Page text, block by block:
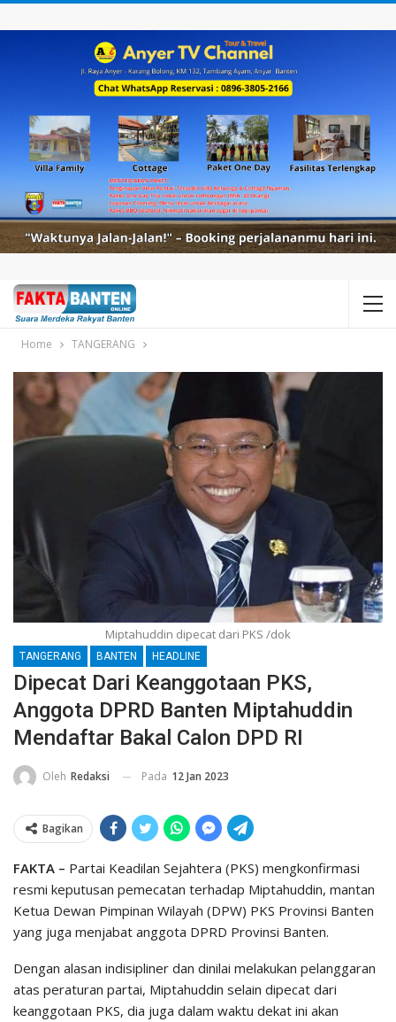
Home TANGERANG
Miptahuddin dipecat dari PKS /dok
TANGERANG BANTEN HEADLINE
Dipecat Dari Keanggotaan PKS,
Anggota DPRD Banten Miptahuddin
Mendaftar Bakal Calon DPD RI
Oleh Redaksi Pada 12 Jan 2023
Bagikan
FAKTA – Partai Keadilan Sejahtera (PKS) mengkonfirmasi
resmi keputusan pemecatan terhadap Miptahuddin, mantan
Ketua Dewan Pimpinan Wilayah (DPW) PKS Provinsi Banten
yang juga menjabat anggota DPRD Provinsi Banten.
Dengan alasan indisipliner dan dinilai melakukan pelanggaran
atas peraturan partai, Miptahuddin selain dipecat dari
keanggotaan PKS, dia juga dalam waktu dekat ini akan